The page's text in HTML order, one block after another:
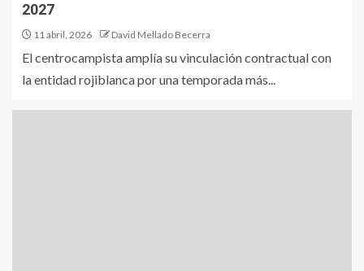
2027
11 abril, 2026 David Mellado Becerra
El centrocampista amplía su vinculación contractual con
la entidad rojiblanca por una temporada más...